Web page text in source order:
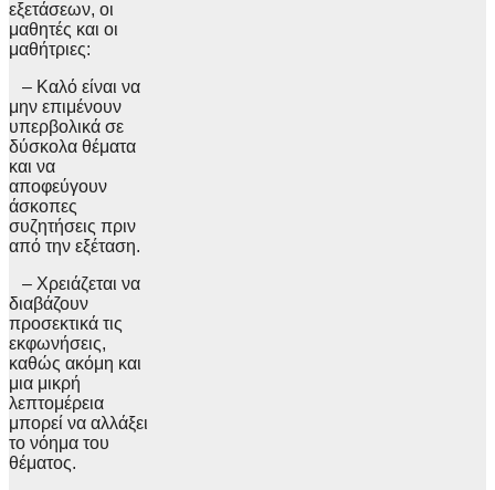
εξετάσεων, οι
μαθητές και οι
μαθήτριες:
– Καλό είναι να
μην επιμένουν
υπερβολικά σε
δύσκολα θέματα
και να
αποφεύγουν
άσκοπες
συζητήσεις πριν
από την εξέταση.
– Χρειάζεται να
διαβάζουν
προσεκτικά τις
εκφωνήσεις,
καθώς ακόμη και
μια μικρή
λεπτομέρεια
μπορεί να αλλάξει
το νόημα του
θέματος.